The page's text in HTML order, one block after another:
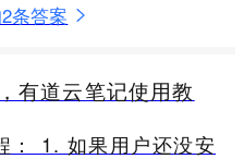
条答案
有道云笔记使用教
： 1. 如果用户还没安